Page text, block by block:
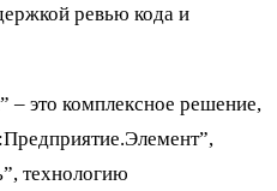
ревью кода и
это комплексное решение,
технологию